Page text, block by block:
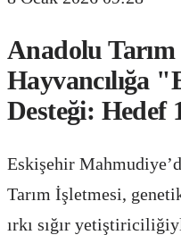
Anadolu Tarım
Hayvancılığa
Desteği: Hedef
Eskişehir
Tarım İşletmesi,
ırkı sığır